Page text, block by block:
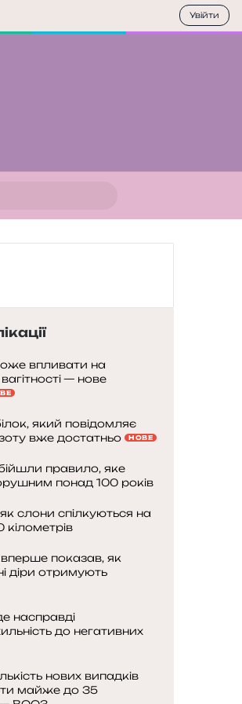
впливати на
— нове
який повідомляє
вже достатньо
НОВЕ
правило, яке
понад 100 років
слони спілкуються на
кілометрів
показав, як
діри отримують
насправді
до негативних
нових випадків
майже до 35
Увійти